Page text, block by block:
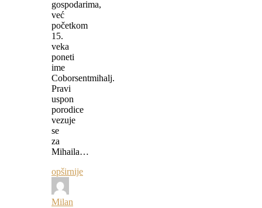
gospodarima,
već
početkom
15.
veka
poneti
ime
Coborsentmihalj.
Pravi
uspon
porodice
vezuje
se
za
Mihaila…
opširnije
Milan